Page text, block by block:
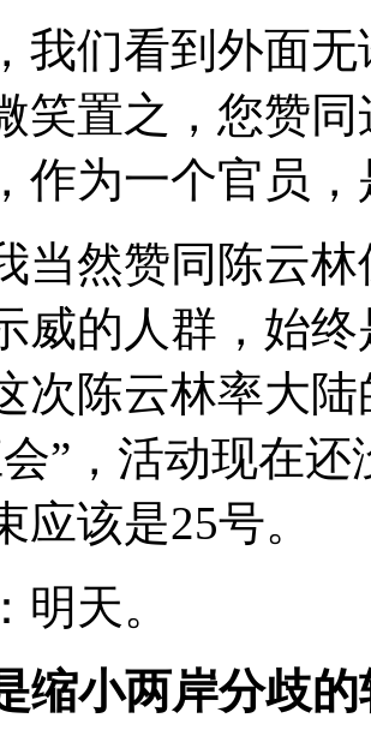
我们看到外面
笑置之，您赞
作为一个官员
当然赞同陈云
威的人群，始
次陈云林率大
”，活动现在
应该是25号。
明天。
缩小两岸分歧